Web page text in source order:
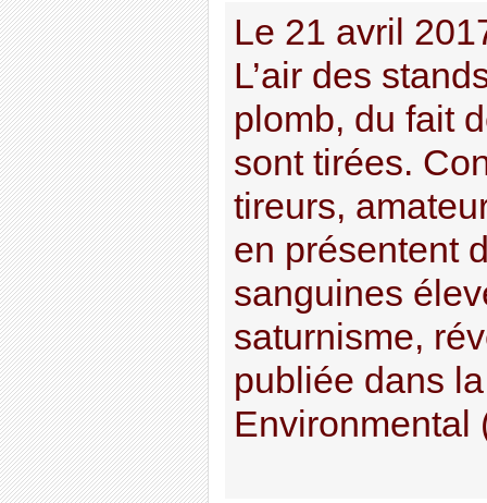
Le 21 avril
L’air des
plomb, du fait
sont tirées.
tireurs,
en présentent
sanguines
saturnisme,
publiée dans
Environmental